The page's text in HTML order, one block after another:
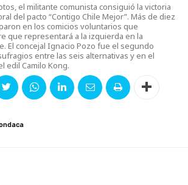
el militante comunista consiguió la victoria
del pacto “Contigo Chile Mejor”. Más de diez
en los comicios voluntarios que
que representará a la izquierda en la
El concejal Ignacio Pozo fue el segundo
entre las seis alternativas y en el
edil Camilo Kong.